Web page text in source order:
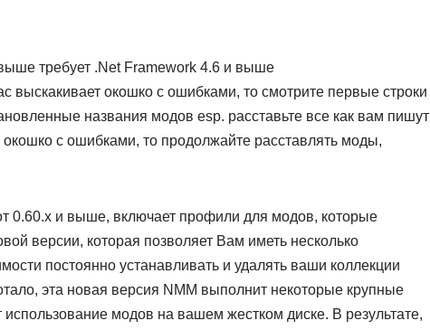
требует .Net Framework 4.6 и выше
выскакивает окошко с ошибками, то смотрите первые строки
названия модов esp. расставьте все как вам пишут
окошко с ошибками, то продолжайте расставлять моды,
и выше, включает профили для модов, которые
версии, которая позволяет Вам иметь несколько
постоянно устанавливать и удалять ваши коллекции
эта новая версия NMM выполнит некоторые крупные
использование модов на вашем жестком диске. В результате,